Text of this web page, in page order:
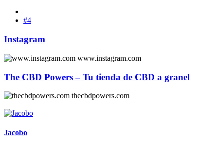
#4
Instagram
www.instagram.com
The CBD Powers – Tu tienda de CBD a granel
thecbdpowers.com
Jacobo